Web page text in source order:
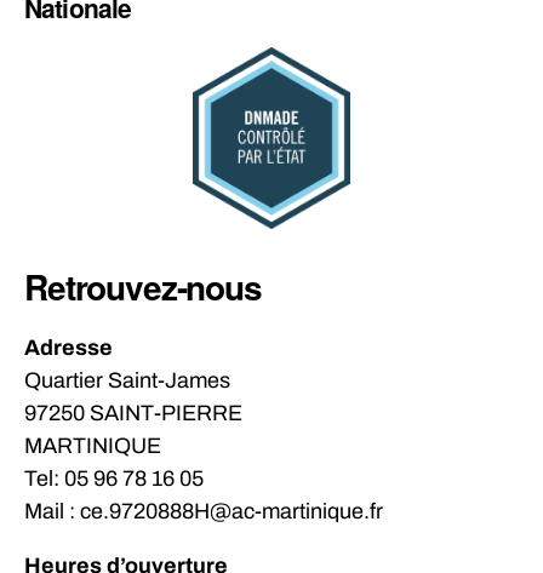
Retrouvez-nous
Adresse
Quartier Saint-James
97250 SAINT-PIERRE
MARTINIQUE
Tel: 05 96 78 16 05
Mail : ce.9720888H@ac-martinique.fr
Heures d’ouverture